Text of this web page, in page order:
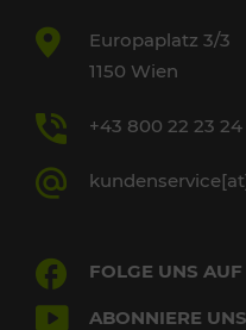
Europaplatz 3/3
1150 Wien
+43 800 22 23 24
FOLGE UNS
ABONNIERE